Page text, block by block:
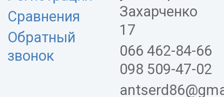
Сравнения
Обратный
звонок
Захарченко
17
066 462-84-66
098 509-47-02